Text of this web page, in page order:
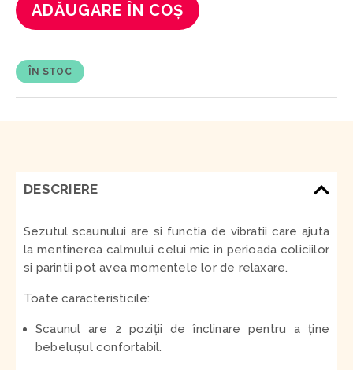
ADĂUGARE ÎN COȘ
ÎN STOC
DESCRIERE
Sezutul scaunului are si functia de vibratii care ajuta
la mentinerea calmului celui mic in perioada coliciilor
si parintii pot avea momentele lor de relaxare.
Toate caracteristicile:
Scaunul are 2 poziții de înclinare pentru a ține
bebelușul confortabil.